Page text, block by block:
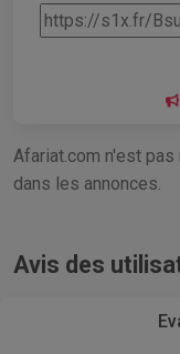
Afariat.com n'est
dans les annonces.
Avis des